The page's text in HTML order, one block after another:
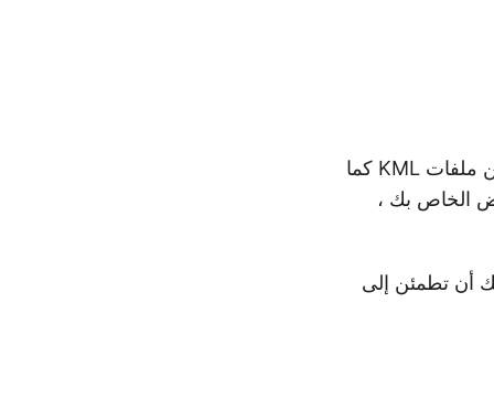
يمكنك تحميل ما يصل إلى 10 ملفات للتحويل في وقت واحد. قم بتحويل العديد من ملفات KML كما
الخاص بك ،
بعد 24 ساعة ، لذلك يمكنك أن تطمئن إلى